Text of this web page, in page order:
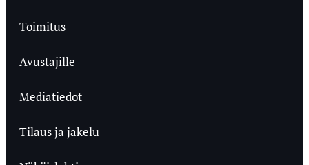
Toimitus
Avustajille
Mediatiedot
Tilaus ja jakelu